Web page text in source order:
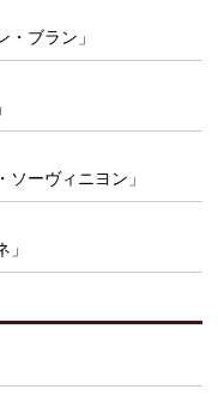
ブラン」
ーヴィニヨン」